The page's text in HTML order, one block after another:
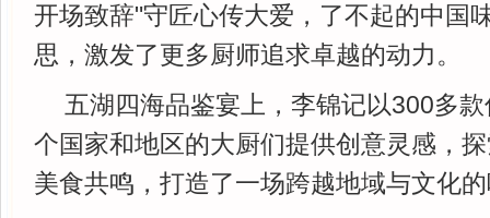
开场致辞"守匠心传大爱，了不起的中国
思，激发了更多厨师追求卓越的动力。
五湖四海品鉴宴上，李锦记以300多
个国家和地区的大厨们提供创意灵感，
美食共鸣，打造了一场跨越地域与文化